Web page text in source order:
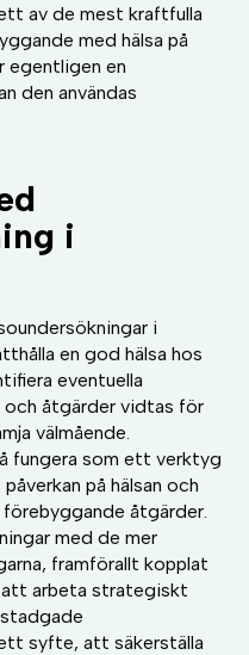
av de mest kraftfulla
med hälsa på
egentligen en
den användas
i
i
en god hälsa hos
eventuella
och åtgärder vidtas för
välmående.
fungera som ett verktyg
på hälsan och
åtgärder.
med de mer
framförallt kopplat
arbeta strategiskt
syfte, att säkerställa